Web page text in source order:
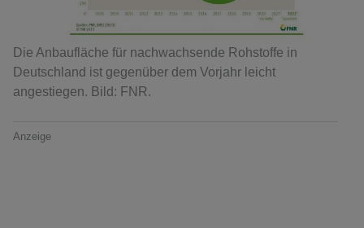
Die Anbaufläche für nachwachsende Rohstoffe in
Deutschland ist gegenüber dem Vorjahr leicht
angestiegen. Bild: FNR.
Anzeige